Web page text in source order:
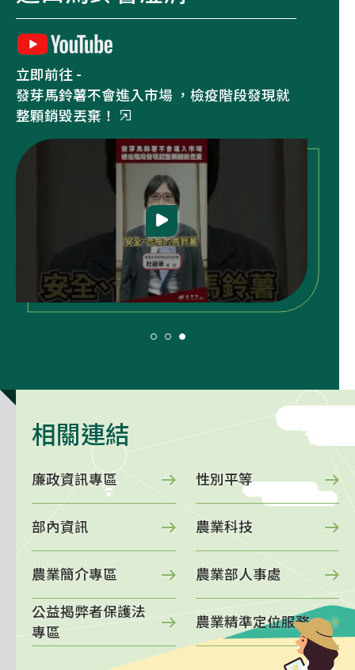
立即前往 -
農業部虛擬博物館
農業部虛擬博物館
農業簡介專區
進口馬鈴薯澄清
相關連結
廉政資訊專區 性別平等
部內資訊 農業科技
農業簡介專區 農業部人事處
公益揭弊者保護法
專區
農業精準定位服務